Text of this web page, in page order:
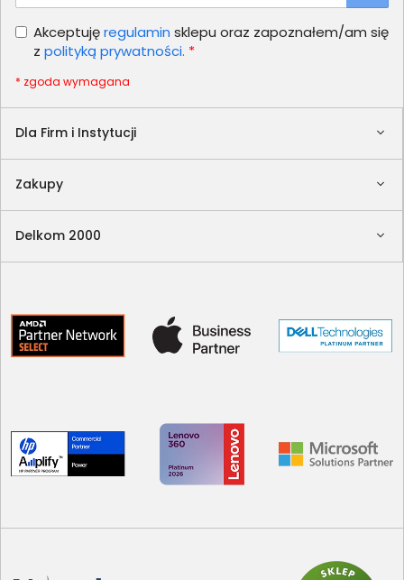
Dla Firm i Instytucji
Zakupy
Delkom 2000
Akceptujęregulamin sklepu oraz zapoznałem/am się
z polityką prywatności. *
* zgoda wymagana